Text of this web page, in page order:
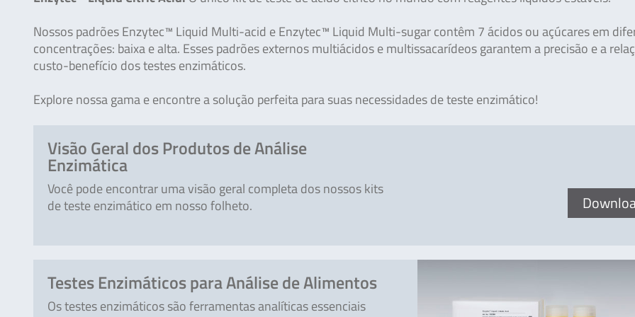
Nossos padrões Enzytec™ Liquid Multi-acid e Enzytec™ Liquid Multi-sugar contêm 7 ácidos ou açúcares em
concentrações: baixa e alta. Esses padrões externos multiácidos e multissacarídeos garantem a precisão e a
custo-benefício dos testes enzimáticos.
Explore nossa gama e encontre a solução perfeita para suas necessidades de teste enzimático!
Visão Geral dos Produtos de Análise
Enzimática
Você pode encontrar uma visão geral completa dos nossos kits
de teste enzimático em nosso folheto.
Testes Enzimáticos para Análise de Alimentos
Os testes enzimáticos são ferramentas analíticas essenciais